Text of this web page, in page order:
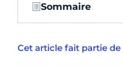
Sommaire
Cet article fait partie de